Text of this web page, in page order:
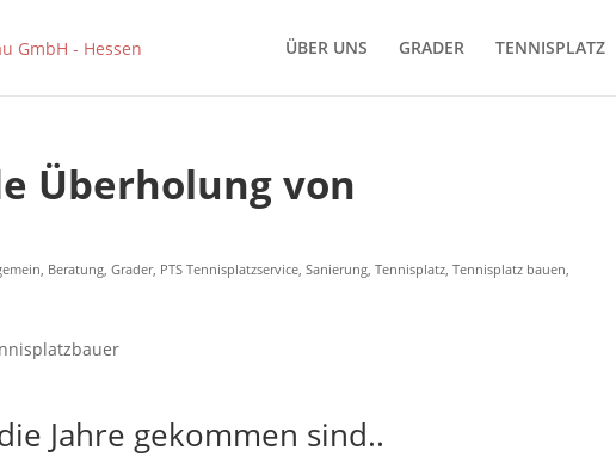
ÜBER UNS GRADER TENNISPLATZ
Überholung von
, Beratung,Grader, PTS Tennisplatzservice,Sanierung,Tennisplatz,Tennisplatz bauen,
Jahre gekommen sind..